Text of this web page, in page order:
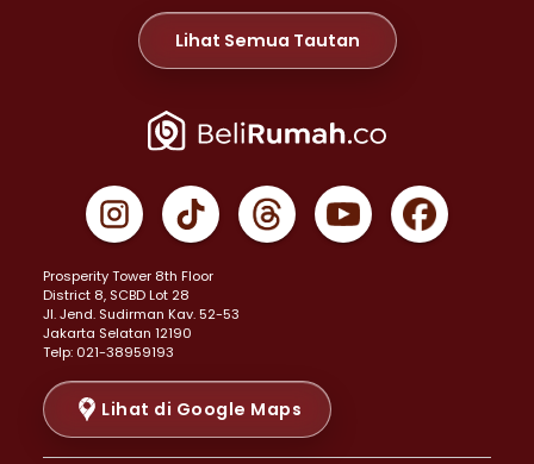
Properti Dijual di Meruya >
Properti Dijual di Jelambar >
Properti Dijual di Jakarta Pusat >
Properti Dijual di Gambir >
Properti Dijual di Johar Baru >
Properti Dijual di Menteng >
Properti Dijual di Senen >
Properti Dijual di Tanah Abang >
Properti Dijual di Cikini >
Properti Dijual di Kramat >
Properti Dijual di Pasar Baru >
Properti Dijual di Bendungan Hilir >
Lihat Semua Tautan
Prosperity Tower 8th Floor
District 8, SCBD Lot 28
JI. Jend. Sudirman Kav. 52-53
Jakarta Selatan 12190
Telp: 021-38959193
Lihat di Google Maps